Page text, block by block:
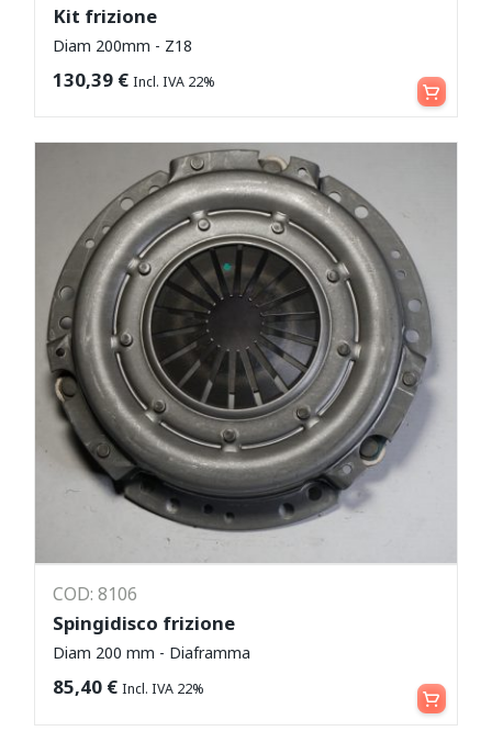
Kit frizione
Diam 200mm - Z18
130,39 € Incl. IVA 22% Leggi tutto
COD: 8106
Spingidisco frizione
Diam 200 mm - Diaframma
85,40 € Incl. IVA 22% Aggiungi al carrello